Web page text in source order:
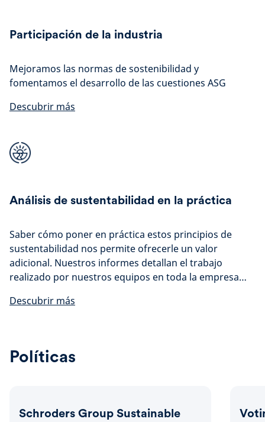
Participación de la industria
Mejoramos las normas de sostenibilidad y
fomentamos el desarrollo de las cuestiones ASG
Descubrir más
Análisis de sustentabilidad en la práctica
Saber cómo poner en práctica estos principios de
sustentabilidad nos permite ofrecerle un valor
adicional. Nuestros informes detallan el trabajo
realizado por nuestros equipos en toda la empresa
responsable y sustentable. Cada trimestre, ofrecemos
Nuestros informes anuales han sido creados para
demostrar nuestro compromiso de integrar los
Descubrir más
Políticas
Schroders Group Sustainable